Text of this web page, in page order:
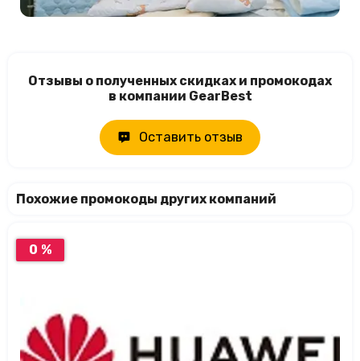
Отзывы о полученных скидках и промокодах
в компании GearBest
Оставить отзыв
Похожие промокоды других компаний
0 %